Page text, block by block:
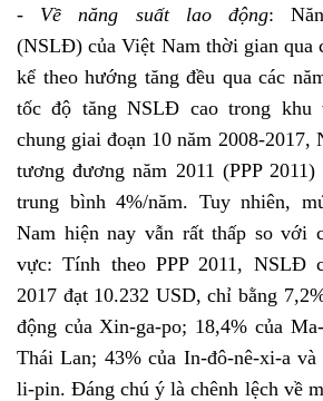
- Về năng suất lao động:
(NSLĐ) của Việt Nam thời gian qua
kể theo hướng tăng đều qua các
tốc độ tăng NSLĐ cao trong khu
chung giai đoạn 10 năm 2008-2017,
tương đương năm 2011 (PPP
trung bình 4%/năm. Tuy nhiên,
Nam hiện nay vẫn rất thấp so với
vực: Tính theo PPP 2011, NSLĐ
2017 đạt 10.232 USD, chỉ bằng
động của Xin-ga-po; 18,4% của
Thái Lan; 43% của In-đô-nê-xi-a và
li-pin. Đáng chú ý là chênh lệch về